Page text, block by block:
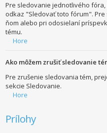
Pre sledovanie jednotlivého
odkaz "Sledovať toto fórum".
ňom alebo pri odosielaní
tému.
Hore
Ako môžem zrušiť sledovanie
Pre zrušenie sledovania tém,
sekcie Sledovanie.
Hore
Prílohy